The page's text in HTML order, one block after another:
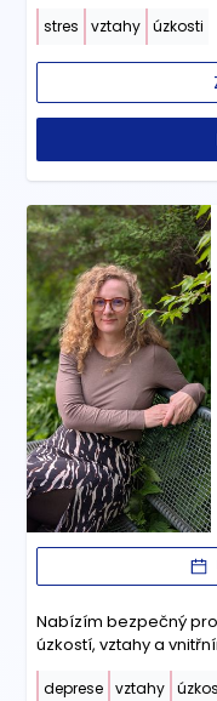
stres vztahy úzkosti
Nabízím bezpečný
úzkostí, vztahy a
deprese vztahy